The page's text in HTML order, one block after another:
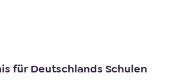
für Deutschlands Schulen